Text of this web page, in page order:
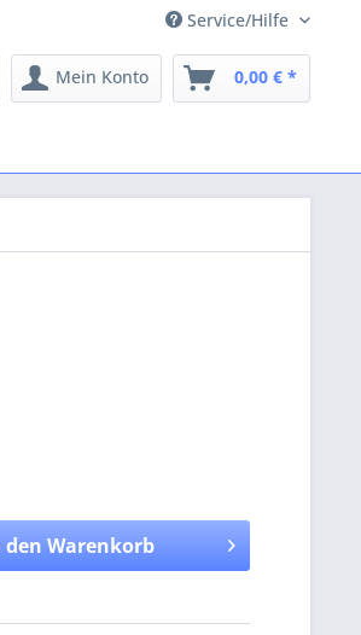
Service/Hilfe
Mein Konto 0,00 € *
den Warenkorb